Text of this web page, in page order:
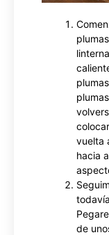
vuelta
hacia
de